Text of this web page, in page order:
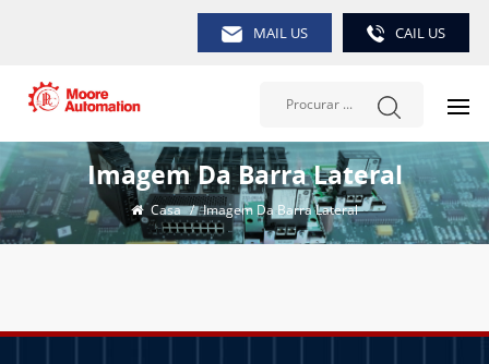
MAIL US CAIL US
Imagem Da Barra Lateral
Casa / Imagem Da Barra Lateral